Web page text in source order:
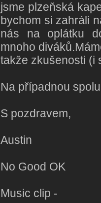
jsme plzeňská
bychom si zahráli
nás na oplátku
mnoho
takže zkušenosti (i
Na případnou
S pozdravem,
Austin
No Good OK
Music clip -